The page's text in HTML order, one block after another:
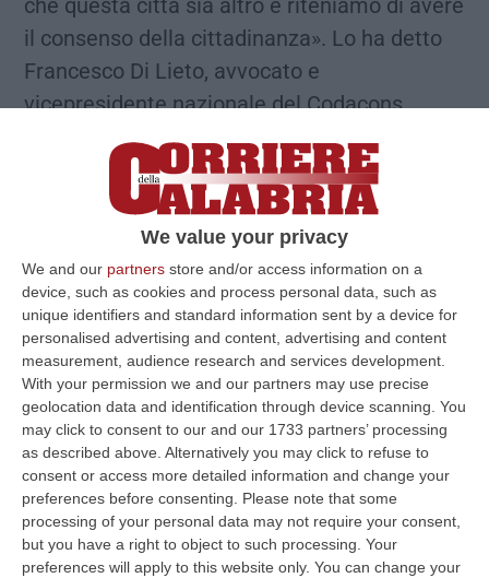
We value your privacy
We and our partners store and/or access information on a
device, such as cookies and process personal data, such as
unique identifiers and standard information sent by a device for
personalised advertising and content, advertising and content
measurement, audience research and services development.
With your permission we and our partners may use precise
geolocation data and identification through device scanning. You
may click to consent to our and our 1733 partners’ processing
as described above. Alternatively you may click to refuse to
consent or access more detailed information and change your
preferences before consenting.
Please note that some
processing of your personal data may not require your consent,
but you have a right to object to such processing. Your
preferences will apply to this website only. You can change your
che questa città sia altro e riteniamo di avere
il consenso della cittadinanza». Lo ha detto
Francesco Di Lieto, avvocato e
vicepresidente nazionale del Codacons,
candidato sindaco della coalizione di sinistra
antagonista composta da Prc, Calabria
resistente e solidale e Potere al Popolo che
si propone in un contesto in cui c’è un
candidato sindaco del centrosinistra e un
altro aspirante civico che proviene dal Pd ma
che è sostenuto da una coalizione che vede
anche partiti e gruppi di centrodestra. Di
Lieto ha presentato la candidatura nel corso
di una conferenza stampa alla presenza dei
vertici delle formazioni che la sostengono
con la presenza anche del Partito del Sud.
Tra i presenti anche la senatrice Bianca
Laura Granato ex M5s.